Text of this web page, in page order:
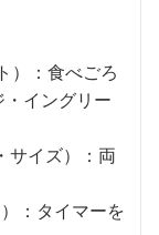
）：食べごろ
・イングリー
サイズ）：両
：タイマーを